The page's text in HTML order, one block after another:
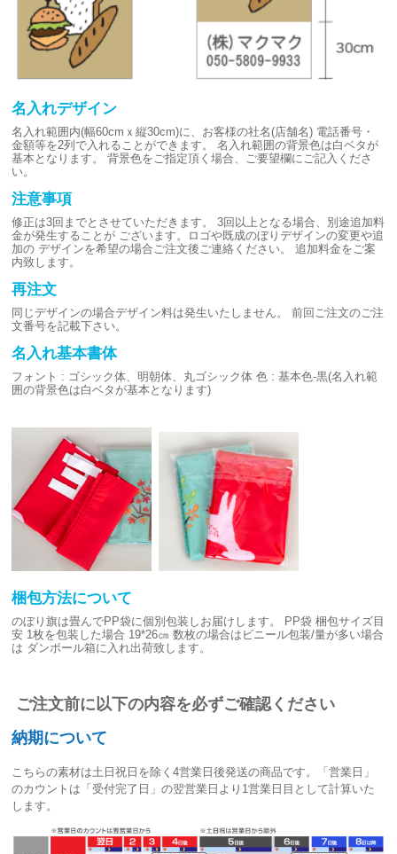
名入れデザイン
名入れ範囲内(幅60cmｘ縦30cm)に、お客様の社名(店舗名) 電話番号・
金額等を2列で入れることができます。
名入れ範囲の背景色は白ベタが
基本となります。
背景色をご指定頂く場合、ご要望欄にご記入くださ
い。
注意事項
修正は3回までとさせていただきます。
3回以上となる場合、別途追加料
金が発生することが ございます。ロゴや既成のぼりデザインの変更や追
加の デザインを希望の場合ご注文後ご連絡ください。
追加料金をご案
内致します。
再注文
同じデザインの場合デザイン料は発生いたしません。
前回ご注文のご注
文番号を記載下さい。
名入れ基本書体
フォント : ゴシック体、明朝体、丸ゴシック体 色 : 基本色-黒(名入れ範
囲の背景色は白ベタが基本となります)
梱包方法について
のぼり旗は畳んでPP袋に個別包装しお届けします。
PP袋 梱包サイズ目
安 1枚を包装した場合 19*26㎝ 数枚の場合はビニール包装/量が多い場合
は ダンボール箱に入れ出荷致します。
ご注文前に以下の内容を必ずご確認ください
納期について
こちらの素材は土日祝日を除く4営業日後発送の商品です。「営業日」
のカウントは「受付完了日」の翌営業日より1営業日目として計算いた
します。